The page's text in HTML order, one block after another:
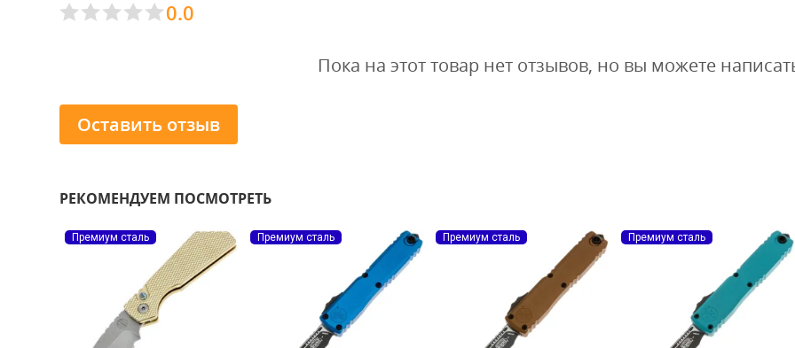
0.0
Пока на этот товар нет отзывов, но вы можете
Оставить отзыв
РЕКОМЕНДУЕМ ПОСМОТРЕТЬ
Премиум сталь Премиум сталь Премиум сталь Премиум сталь